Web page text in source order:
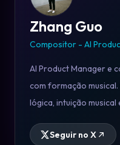
Zhang Guo
Compositor - AI
AI Product Manager e
com formação
lógica, intuição
Seguir no X